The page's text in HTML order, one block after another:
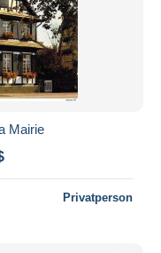
Mairie
Privatperson